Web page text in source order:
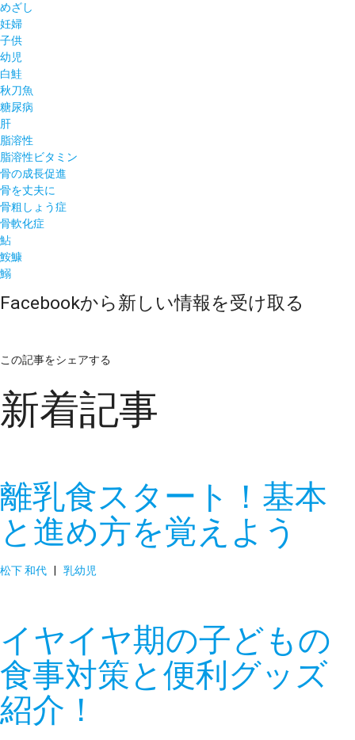
めざし
妊婦
子供
幼児
白鮭
秋刀魚
糖尿病
肝
脂溶性
脂溶性ビタミン
骨の成長促進
骨を丈夫に
骨粗しょう症
骨軟化症
鮎
鮟鱇
鰯
Facebookから新しい情報を受け取る
この記事をシェアする
新着記事
離乳食スタート！基本
と進め方を覚えよう
松下 和代 | 乳幼児
イヤイヤ期の子どもの
食事対策と便利グッズ
紹介！